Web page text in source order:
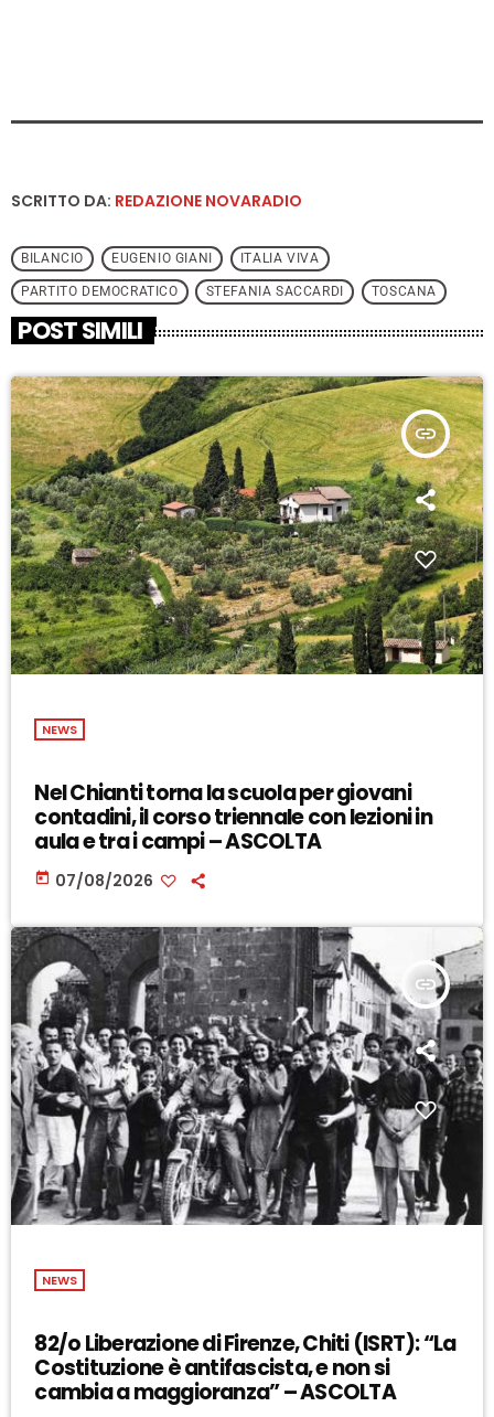
SCRITTO DA: REDAZIONE NOVARADIO
BILANCIO EUGENIO GIANI ITALIA VIVA
PARTITO DEMOCRATICO STEFANIA SACCARDI TOSCANA
POST SIMILI
insert_link
NEWS
Nel Chianti torna la scuola per giovani
contadini, il corso triennale con lezioni in
aula e tra i campi – ASCOLTA
today 07/08/2026
insert_link
NEWS
82/o Liberazione di Firenze, Chiti (ISRT): “La
Costituzione è antifascista, e non si
cambia a maggioranza” – ASCOLTA